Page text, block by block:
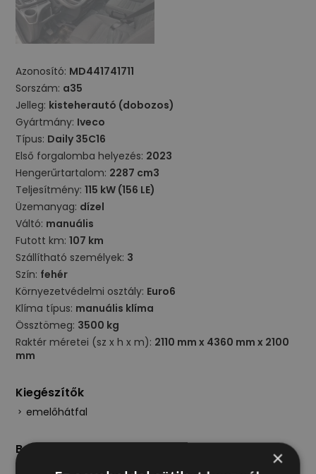
Azonosító: MD441741711
Sorszám: a35
Jelleg: kisteherautó (dobozos)
Gyártmány: Iveco
Típus: Daily 35C16
Első forgalomba helyezés: 2023
Hengerűrtartalom: 2287 cm3
Teljesítmény:115 kW (156 LE)
Üzemanyag: dízel
Váltó: manuális
Futott km:107 km
Szállítható személyek: 3
Szín: fehér
Környezetvédelmi osztály: Euro6
Klíma típus: manuális klíma
Össztömeg: 3500 kg
Raktér méretei (sz x h x m): 2110 mm x 4360 mm x 2100
mm
Kiegészítők
emelőhátfal
Beltér
szervokormány ×